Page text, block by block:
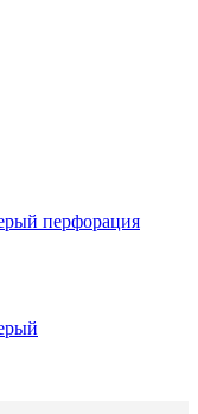
перфорация